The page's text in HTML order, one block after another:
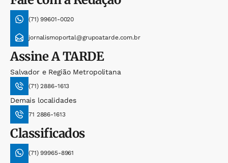
(71) 99601-0020
jornalismoportal@grupoatarde.com.br
AssineA TARDE
Salvador e Região Metropolitana
(71) 2886-1613
Demais localidades
71 2886-1613
Classificados
(71) 99965-8961